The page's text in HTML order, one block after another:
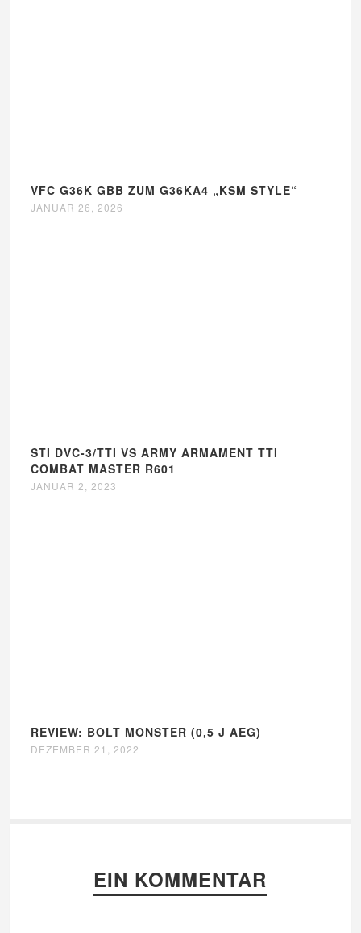
VFC G36K GBB ZUM G36KA4 „KSM STYLE“
JANUAR 26, 2026
STI DVC-3/TTI VS ARMY ARMAMENT TTI
COMBAT MASTER R601
JANUAR 2, 2023
REVIEW: BOLT MONSTER (0,5 J AEG)
DEZEMBER 21, 2022
EIN KOMMENTAR